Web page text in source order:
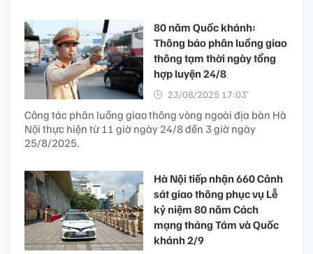
80 năm Quốc khánh:
Thông báo phân luồng giao
thông tạm thời ngày tổng
hợp luyện 24/8
23/08/2025 17:03’
Công tác phân luồng giao thông vòng ngoài địa bàn Hà
Nội thực hiện từ 11 giờ ngày 24/8 đến 3 giờ ngày
25/8/2025.
Hà Nội tiếp nhận 660 Cảnh
sát giao thông phục vụ Lễ
kỷ niệm 80 năm Cách
mạng tháng Tám và Quốc
khánh 2/9